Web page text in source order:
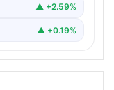
▲ +2.59%
▲ +0.19%